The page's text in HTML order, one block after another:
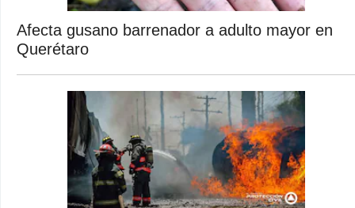
Afecta gusano barrenador a adulto mayor en
Querétaro